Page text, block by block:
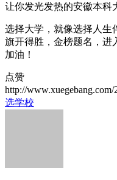
让你发光发热的安徽本科
选择大学，就像选择人生
旗开得胜，金榜题名，进
加油！
点赞
http://www.xuegebang.com/
选学校